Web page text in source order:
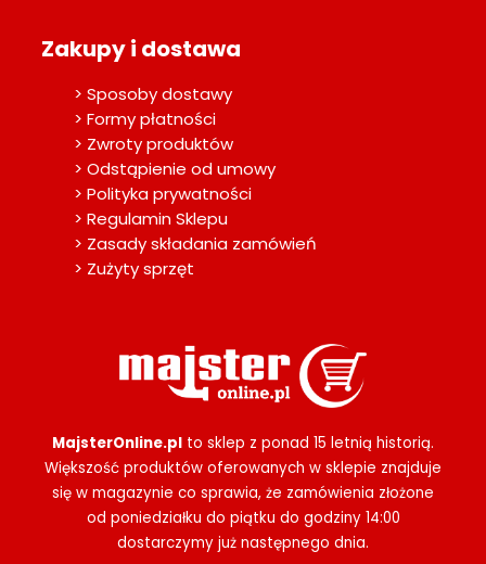
Zakupy i dostawa
> Sposoby dostawy
> Formy płatności
> Zwroty produktów
> Odstąpienie od umowy
> Polityka prywatności
> Regulamin Sklepu
> Zasady składania zamówień
> Zużyty sprzęt
MajsterOnline.pl to sklep z ponad 15 letnią historią.
Większość produktów oferowanych w sklepie znajduje
się w magazynie co sprawia, że zamówienia złożone
od poniedziałku do piątku do godziny 14:00
dostarczymy już następnego dnia.